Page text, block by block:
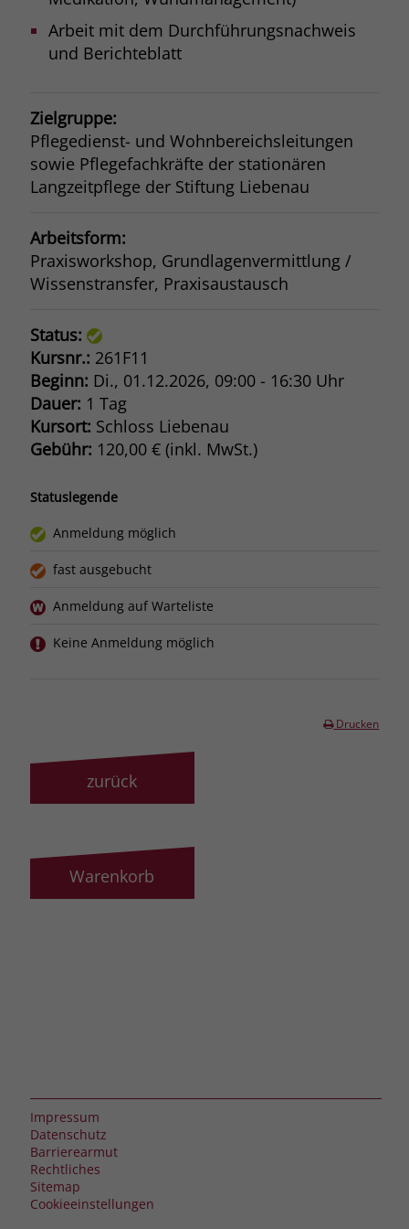
Arbeit mit dem Durchführungsnachweis
und Berichteblatt
Zielgruppe:
Pflegedienst- und Wohnbereichsleitungen
sowie Pflegefachkräfte der stationären
Langzeitpflege der Stiftung Liebenau
Arbeitsform:
Praxisworkshop, Grundlagenvermittlung /
Wissenstransfer, Praxisaustausch
Status:
Kursnr.: 261F11
Beginn: Di., 01.12.2026, 09:00 - 16:30 Uhr
Dauer: 1 Tag
Kursort: Schloss Liebenau
Gebühr: 120,00 € (inkl. MwSt.)
Statuslegende
Anmeldung möglich
fast ausgebucht
Anmeldung auf Warteliste
Keine Anmeldung möglich
Drucken
zurück
Warenkorb
Impressum
Datenschutz
Barrierearmut
Rechtliches
Sitemap
Cookieeinstellungen
PHPSESSID
Laufzeit
Zweck
Behält die Zustände des Benutzers bei
allen Seitenanfragen bei.
Zweck
exklusiv für diese Website zu speichern.
Dadurch wird gewährleistet, dass
Benutzerkennung verknüpft werden.
Name _clsk
Anbieter
Laufzeit 1 Jahr
Zweck
zu speichern und in einer einzigen
Sitzungsaufzeichnung
zusammenzufassen.